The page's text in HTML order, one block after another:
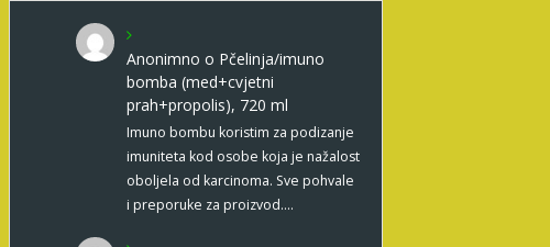
Anonimno o Pčelinja/imuno
bomba (med+cvjetni
prah+propolis), 720 ml
Imuno bombu koristim za podizanje
imuniteta kod osobe koja je nažalost
oboljela od karcinoma. Sve pohvale
i preporuke za proizvod.…